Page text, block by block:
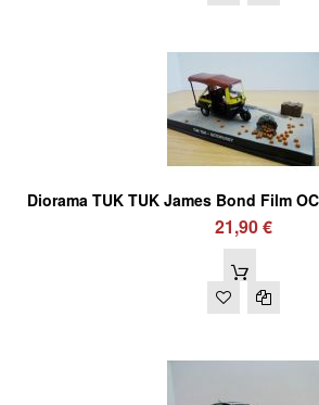
Diorama TUK TUK James Bond Film
21,90 €